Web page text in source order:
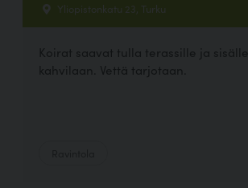
Yliopistonkatu 23, Turku
Koirat saavat tulla terassille ja sisälle
kahvilaan. Vettä tarjotaan.